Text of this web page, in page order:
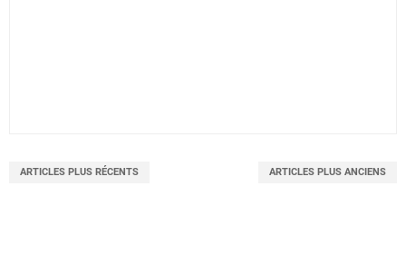
ARTICLES PLUS RÉCENTS ARTICLES PLUS ANCIENS